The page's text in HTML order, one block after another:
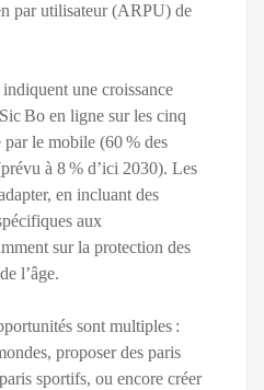
par utilisateur (ARPU) de
une croissance
Bo en ligne sur les cinq
par le mobile (60 % des
à 8 % d’ici 2030). Les
en incluant des
aux
sur la protection des
l’âge.
sont multiples :
proposer des paris
sportifs, ou encore créer